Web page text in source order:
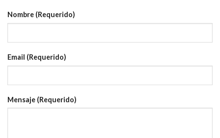
Nombre (Requerido)
Email (Requerido)
Mensaje (Requerido)